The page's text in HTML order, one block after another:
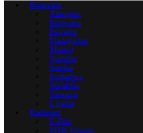
Reiseziele
Äthiopien
Botswana
Eswatini
Madagaskar
Malawi
Namibia
Sambia
Simbabwe
Südafrika
Tansania
Uganda
Radreisen
E-Bike
MTB Touring